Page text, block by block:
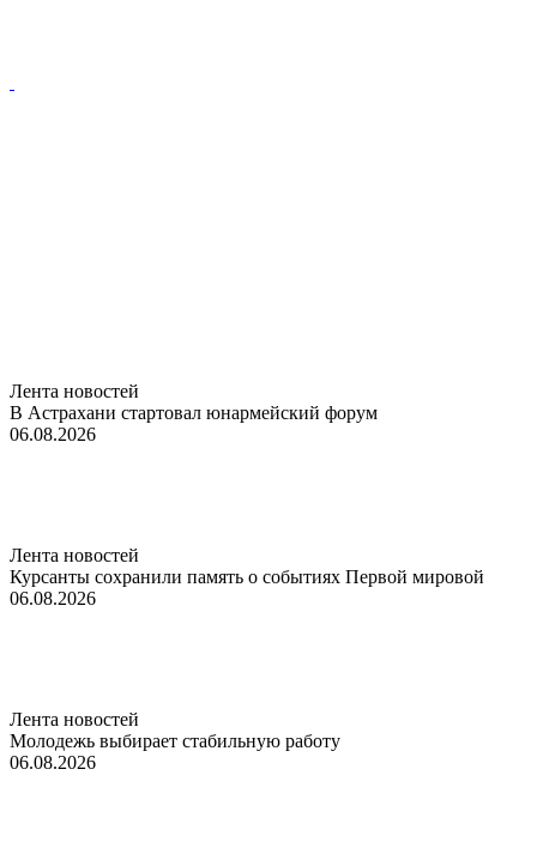
Лента новостей
В Астрахани стартовал юнармейский форум
06.08.2026
Лента новостей
Курсанты сохранили память о событиях Первой мировой
06.08.2026
Лента новостей
Молодежь выбирает стабильную работу
06.08.2026